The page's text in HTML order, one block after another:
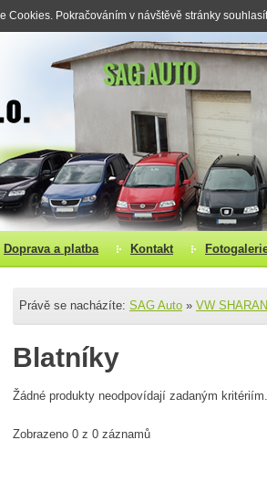
Cookies. Pokračováním v návštěvě stránky
Doprava a platba Kontakt
Právě se nacházíte: SAG Auto » VW SHARAN
Blatníky
Žádné produkty neodpovídají zadaným kritériím.
Zobrazeno 0 z 0 záznamů